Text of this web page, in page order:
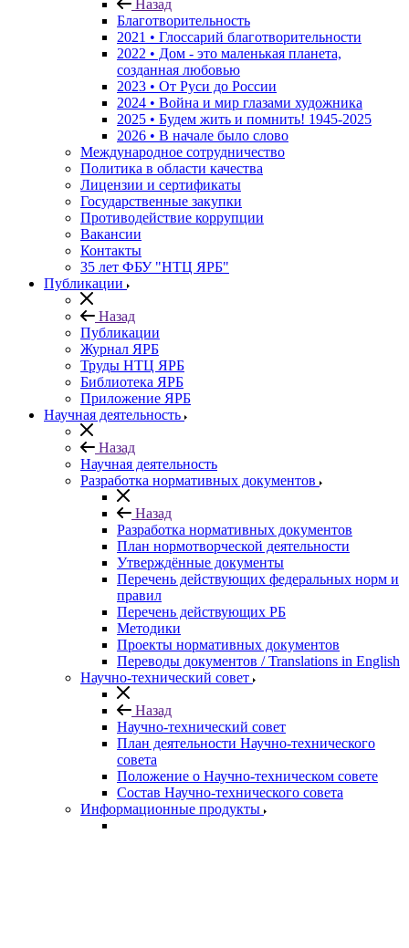
Назад
Благотворительность
2021 • Глоссарий благотворительности
2022 • Дом - это маленькая планета,
созданная любовью
2023 • От Руси до России
2024 • Война и мир глазами художника
2025 • Будем жить и помнить! 1945-2025
2026 • В начале было слово
Международное сотрудничество
Политика в области качества
Лицензии и сертификаты
Государственные закупки
Противодействие коррупции
Вакансии
Контакты
35 лет ФБУ "НТЦ ЯРБ"
Публикации
Назад
Публикации
Журнал ЯРБ
Труды НТЦ ЯРБ
Библиотека ЯРБ
Приложение ЯРБ
Научная деятельность
Назад
Научная деятельность
Разработка нормативных документов
Назад
Разработка нормативных документов
План нормотворческой деятельности
Утверждённые документы
Перечень действующих федеральных норм и
правил
Перечень действующих РБ
Методики
Проекты нормативных документов
Переводы документов / Translations in English
Научно-технический совет
Назад
Научно-технический совет
План деятельности Научно-технического
совета
Положение о Научно-техническом совете
Состав Научно-технического совета
Информационные продукты